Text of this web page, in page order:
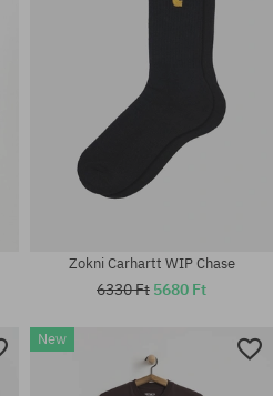
Elérhető méretek:
Zokni Carhartt WIP Chase
6330 Ft 5680 Ft
New